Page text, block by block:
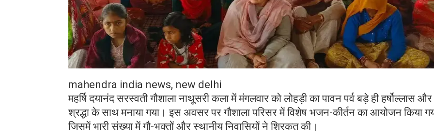
mahendra india news, new delhi
महर्षि दयानंद सरस्वती गौशाला नाथूसरी कला में मंगलवार को लोहड़ी का पावन पर्व बड़े ही हर्षोल्लास और
श्रद्धा के साथ मनाया गया। इस अवसर पर गौशाला परिसर में विशेष भजन-कीर्तन का आयोजन किया
जिसमें भारी संख्या में गौ-भक्तों और स्थानीय निवासियों ने शिरकत की।